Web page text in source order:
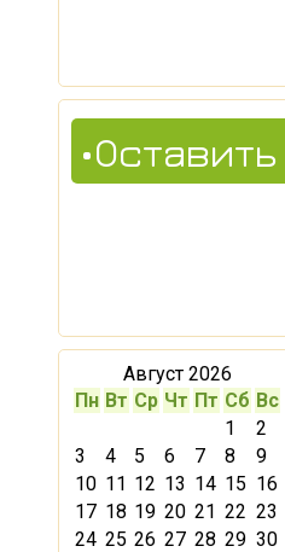
Август 2026
Пн Вт Ср Чт Пт Сб Вс
1
2
3
4 5 6 7 8
9
10 11 12 13 14 15 16
17 18 19 20 21 22 23
24 25 26 27 28 29 30